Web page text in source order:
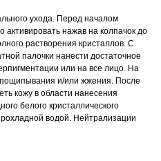
ухода. Перед началом
нажав на колпачок до
растворения кристаллов. С
палочки нанести достаточное
или на все лицо. На
и/или жжения. После
кожу в области нанесения
белого кристаллического
водой. Нейтрализации